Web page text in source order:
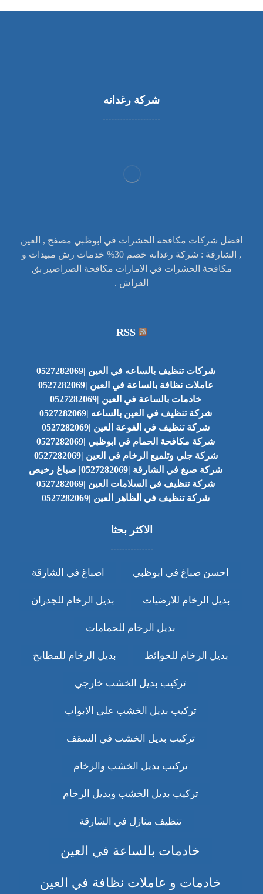
شركة رغدانه
افضل شركات مكافحة الحشرات في ابوظبي مصفح , العين
, الشارقة : شركة رغدانه خصم 30% خدمات رش مبيدات و
مكافحة الحشرات في الامارات مكافحة الصراصير بق
الفراش .
RSS
شركات تنظيف بالساعه في العين |0527282069
عاملات نظافة بالساعة في العين |0527282069
خادمات بالساعة في العين |0527282069
شركة تنظيف في العين بالساعه |0527282069
شركة تنظيف في الفوعة العين |0527282069
شركة مكافحة الحمام في ابوظبي |0527282069
شركة جلي وتلميع الرخام في العين |0527282069
شركة صبغ في الشارقة |0527282069| صباغ رخيص
شركة تنظيف في السلامات العين |0527282069
شركة تنظيف في الظاهر العين |0527282069
الاكثر بحثا
احسن صباغ في ابوظبي اصباغ في الشارقة
بديل الرخام للارضيات بديل الرخام للجدران
بديل الرخام للحمامات
بديل الرخام للحوائط بديل الرخام للمطابخ
تركيب بديل الخشب خارجي
تركيب بديل الخشب على الابواب
تركيب بديل الخشب في السقف
تركيب بديل الخشب والرخام
تركيب بديل الخشب وبديل الرخام
تنظيف منازل في الشارقة
خادمات بالساعة في العين
خادمات و عاملات نظافة في العين